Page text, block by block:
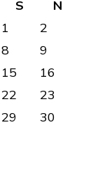
S
N
1
2
8
9
15
16
22
23
29
30